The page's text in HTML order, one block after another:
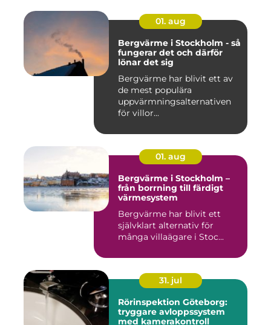
01. aug
Bergvärme i Stockholm - så
fungerar det och därför
lönar det sig
Bergvärme har blivit ett av
de mest populära
uppvärmningsalternativen
för villor...
01. aug
Bergvärme i Stockholm –
från borrning till färdigt
värmesystem
Bergvärme har blivit ett
självklart alternativ för
många villaägare i Stoc...
31. jul
Rörinspektion Göteborg:
tryggare avloppssystem
med kamerakontroll